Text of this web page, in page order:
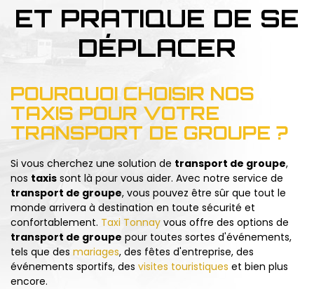
ET PRATIQUE DE SE
DÉPLACER
POURQUOI CHOISIR NOS
TAXIS POUR VOTRE
TRANSPORT DE GROUPE ?
Si vous cherchez une solution de transport de groupe,
nos taxis sont là pour vous aider. Avec notre service de
transport de groupe, vous pouvez être sûr que tout le
monde arrivera à destination en toute sécurité et
confortablement. Taxi Tonnay vous offre des options de
transport de groupe pour toutes sortes d'événements,
tels que des mariages, des fêtes d'entreprise, des
événements sportifs, des visites touristiques et bien plus
encore.